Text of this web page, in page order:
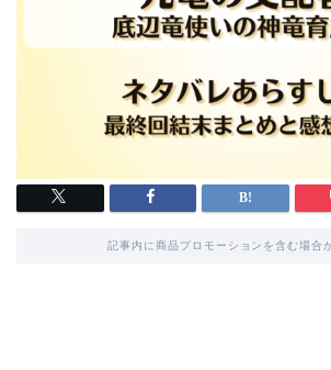
記事内に商品プロモーションを含む場合